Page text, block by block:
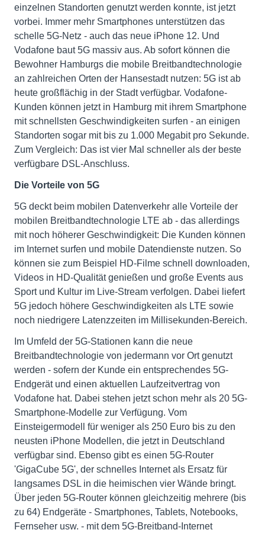
einzelnen Standorten genutzt werden konnte, ist jetzt
vorbei. Immer mehr Smartphones unterstützen das
schelle 5G-Netz - auch das neue iPhone 12. Und
Vodafone baut 5G massiv aus. Ab sofort können die
Bewohner Hamburgs die mobile Breitbandtechnologie
an zahlreichen Orten der Hansestadt nutzen: 5G ist ab
heute großflächig in der Stadt verfügbar. Vodafone-
Kunden können jetzt in Hamburg mit ihrem Smartphone
mit schnellsten Geschwindigkeiten surfen - an einigen
Standorten sogar mit bis zu 1.000 Megabit pro Sekunde.
Zum Vergleich: Das ist vier Mal schneller als der beste
verfügbare DSL-Anschluss.
Die Vorteile von 5G
5G deckt beim mobilen Datenverkehr alle Vorteile der
mobilen Breitbandtechnologie LTE ab - das allerdings
mit noch höherer Geschwindigkeit: Die Kunden können
im Internet surfen und mobile Datendienste nutzen. So
können sie zum Beispiel HD-Filme schnell downloaden,
Videos in HD-Qualität genießen und große Events aus
Sport und Kultur im Live-Stream verfolgen. Dabei liefert
5G jedoch höhere Geschwindigkeiten als LTE sowie
noch niedrigere Latenzzeiten im Millisekunden-Bereich.
Im Umfeld der 5G-Stationen kann die neue
Breitbandtechnologie von jedermann vor Ort genutzt
werden - sofern der Kunde ein entsprechendes 5G-
Endgerät und einen aktuellen Laufzeitvertrag von
Vodafone hat. Dabei stehen jetzt schon mehr als 20 5G-
Smartphone-Modelle zur Verfügung. Vom
Einsteigermodell für weniger als 250 Euro bis zu den
neusten iPhone Modellen, die jetzt in Deutschland
verfügbar sind. Ebenso gibt es einen 5G-Router
'GigaCube 5G', der schnelles Internet als Ersatz für
langsames DSL in die heimischen vier Wände bringt.
Über jeden 5G-Router können gleichzeitig mehrere (bis
zu 64) Endgeräte - Smartphones, Tablets, Notebooks,
Fernseher usw. - mit dem 5G-Breitband-Internet